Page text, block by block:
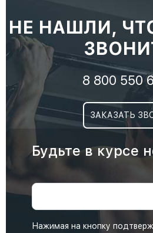
НЕ НАШЛИ,
8 800 550
ЗАКАЗАТЬ
Будьте в курсе
Нажимая на кнопку